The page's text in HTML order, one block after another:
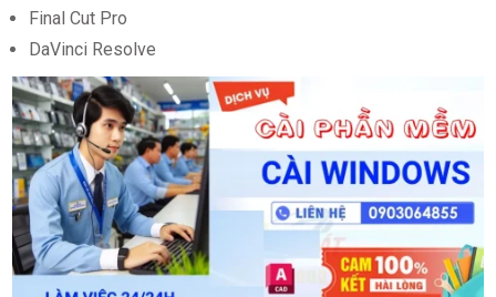
Final Cut Pro
DaVinci Resolve